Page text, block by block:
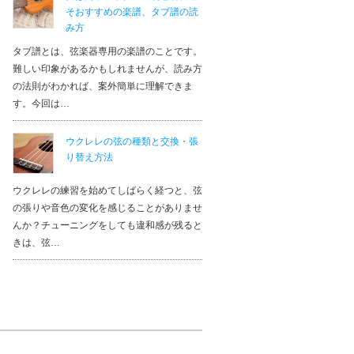
そおすすめの楽譜、タブ譜の読
み方
タブ譜とは、弦楽器専用の楽譜のことです。
難しい印象があるかもしれませんが、読み方
の法則がわかれば、案外簡単に理解できま
す。今回は…
ウクレレの弦の種類と交換・張
り替え方法
ウクレレの練習を始めてしばらく経つと、弦
の張りや音色の変化を感じることがありませ
んか？チューニングをしても違和感が残ると
きは、弦…